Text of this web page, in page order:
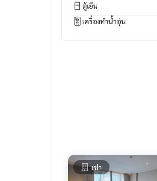
ตู้เย็น
เครื่องทำน้ำอุ่น
เช่า